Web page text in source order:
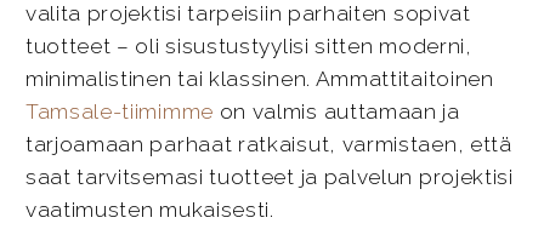
valita projektisi tarpeisiin parhaiten sopivat
tuotteet – oli sisustustyylisi sitten moderni,
minimalistinen tai klassinen. Ammattitaitoinen
Tamsale-tiimimme on valmis auttamaan ja
tarjoamaan parhaat ratkaisut, varmistaen, että
saat tarvitsemasi tuotteet ja palvelun projektisi
vaatimusten mukaisesti.